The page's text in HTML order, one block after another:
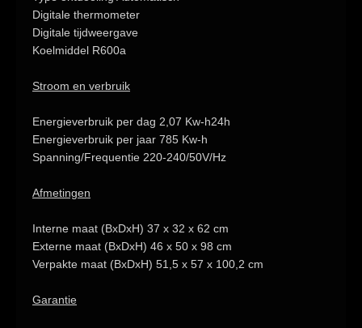
Digitale thermometer
Digitale tijdweergave
Koelmiddel R600a
Stroom en verbruik
Energieverbruik per dag 2,07 Kw-h24h
Energieverbruik per jaar 785 Kw-h
Spanning/Frequentie 220-240/50V/Hz
Afmetingen
Interne maat (BxDxH) 37 x 32 x 62 cm
Externe maat (BxDxH) 46 x 50 x 98 cm
Verpakte maat (BxDxH) 51,5 x 57 x 100,2 cm
Garantie